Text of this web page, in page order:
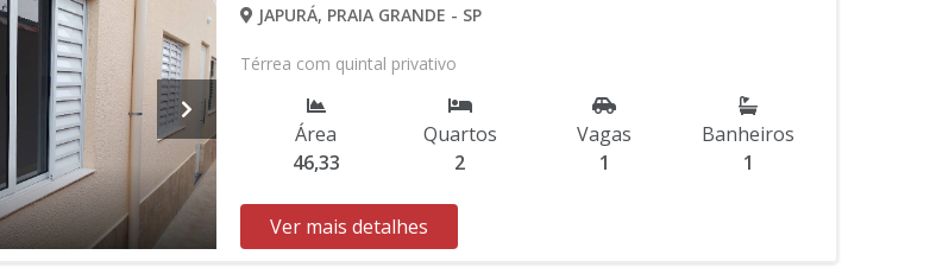
JAPURÁ, PRAIA GRANDE - SP
Térrea com quintal privativo
Área
46,33
Quartos
2
Vagas
1
Banheiros
1
Ver mais detalhes